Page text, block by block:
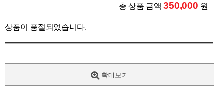
총 상품 금액 350,000 원
상품이 품절되었습니다.
확대보기